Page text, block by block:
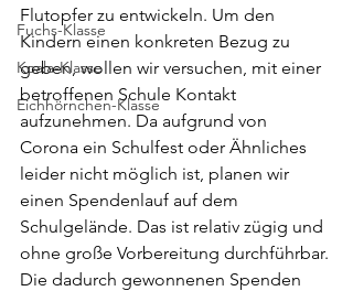
Fuchs-Klasse
Koala-Klasse
Eichhörnchen-Klasse
Flutopfer zu entwickeln. Um den
Kindern einen konkreten Bezug zu
geben, wollen wir versuchen, mit einer
betroffenen Schule Kontakt
aufzunehmen. Da aufgrund von
Corona ein Schulfest oder Ähnliches
leider nicht möglich ist, planen wir
einen Spendenlauf auf dem
Schulgelände. Das ist relativ zügig und
ohne große Vorbereitung durchführbar.
Die dadurch gewonnenen Spenden